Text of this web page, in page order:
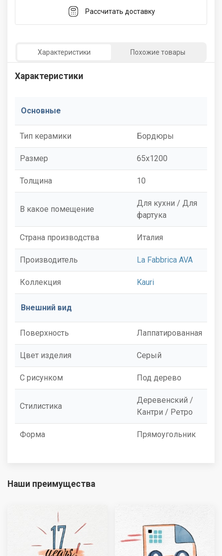
Рассчитать доставку
Характеристики Похожие товары
Характеристики
Основные
Тип керамики Бордюры
Размер 65x1200
Толщина 10
В какое помещение
Для кухни / Для
фартука
Страна производства Италия
Производитель La Fabbrica AVA
Коллекция Kauri
Внешний вид
Поверхность Лаппатированная
Цвет изделия Серый
С рисунком Под дерево
Стилистика
Деревенский /
Кантри / Ретро
Форма Прямоугольник
Наши преимущества